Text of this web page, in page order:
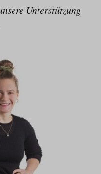
Unterstützung